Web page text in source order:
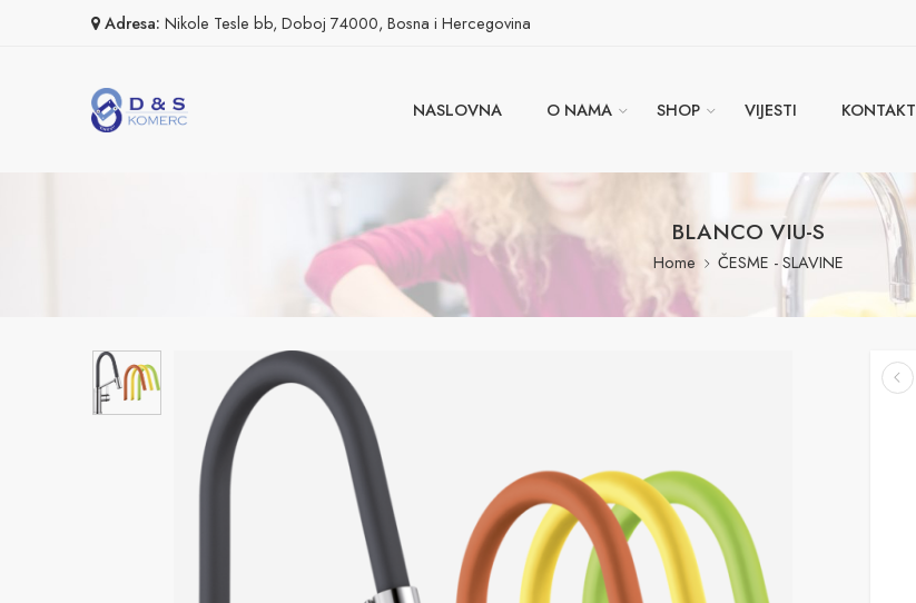
Adresa: Nikole Tesle bb, Doboj 74000, Bosna i Hercegovina
NASLOVNA O NAMA SHOP VIJESTI KONTAKT
BLANCO VIU-S
Home ČESME - SLAVINE